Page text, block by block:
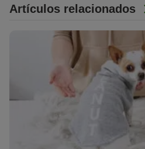
Artículos relacionados